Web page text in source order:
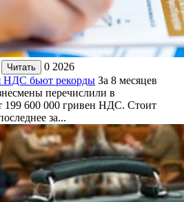
Читать 0 2026
НДС бьют рекорды За 8 месяцев
перечислили в
199 600 000 гривен НДС. Стоит
за...